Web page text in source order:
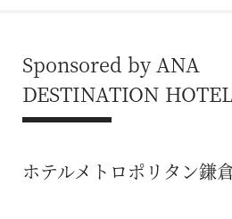
Sponsored by ANA
DESTINATION
ホテルメトロポリタン鎌